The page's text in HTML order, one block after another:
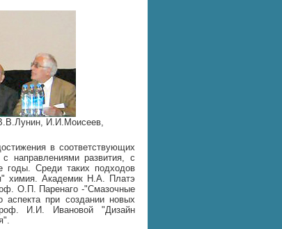
И.И.Моисеев,
в соответствующих
направлениями развития, с
годы. Среди таких подходов
химия. Академик Н.А. Платэ
О.П. Паренаго -"Смазочные
аспекта при создании новых
И.И. Ивановой "Дизайн